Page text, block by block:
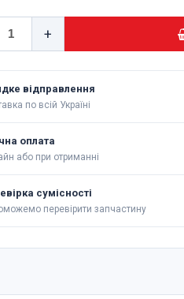
+
відправлення
по всій Україні
оплата
або при отриманні
сумісності
перевірити запчастину